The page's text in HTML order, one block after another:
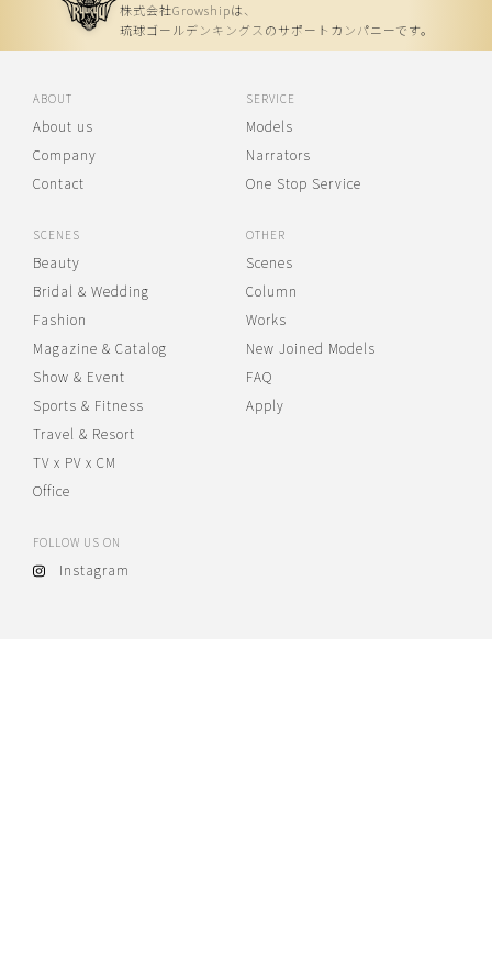
株式会社Growshipは、
琉球ゴールデンキングスのサポートカンパニーです。
ABOUT
About us
Company
Contact
SERVICE
Models
Narrators
One Stop Service
SCENES
Beauty
Bridal & Wedding
Fashion
Magazine & Catalog
Show & Event
Sports & Fitness
Travel & Resort
TV x PV x CM
Office
OTHER
Scenes
Column
Works
New Joined Models
FAQ
Apply
FOLLOW US ON
Instagram